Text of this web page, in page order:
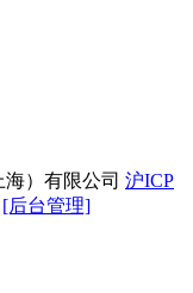
）有限公司 沪ICP
[后台管理]